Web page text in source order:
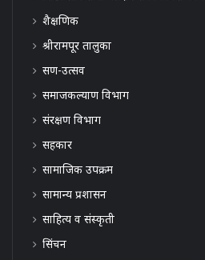
शैक्षणिक
श्रीरामपूर तालुका
सण-उत्सव
समाजकल्याण विभाग
संरक्षण विभाग
सहकार
सामाजिक उपक्रम
सामान्य प्रशासन
साहित्य व संस्कृती
सिंचन